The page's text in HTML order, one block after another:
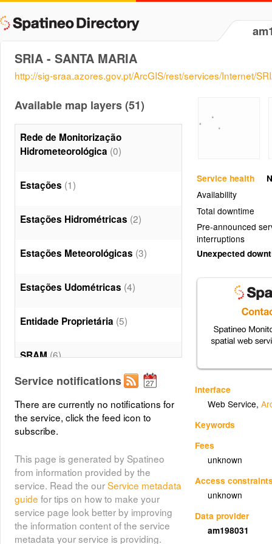
SRIA - SANTA MARIA
http://sig-sraa.azores.gov.pt/ArcGIS/rest/services/Internet/
Service health
Availability
Total downtime
Pre-announced
interruptions
Unexpected
Interface
Web Service,
Keywords
Fees
unknown
Access
unknown
Data provider
am198031
Available map layers (51)
Rede de Monitorização
Hidrometeorológica (0)
Estações (1)
Estações Hidrométricas (2)
Estações Meteorológicas (3)
Estações Udométricas (4)
Entidade Proprietária (5)
SRAM(6)
INMG (7)
Rede de Monitorização da
Qualidade das Águas
Águas de superfície(9)
Águas balneares monitorizadas
(10)
Service notifications
There are currently no notifications for
the service, click the feed icon to
subscribe.
This page is generated by Spatineo
from information provided by the
service. Read the ourService metadata
guide for tips on how to make your
service page look better by improving
the information content of the service
metadata your service is providing.